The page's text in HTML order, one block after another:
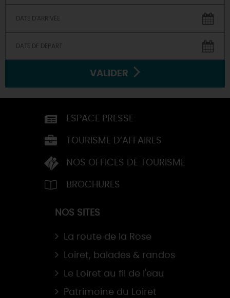
VALIDER
ESPACE PRESSE
TOURISME D’AFFAIRES
NOS OFFICES DE TOURISME
BROCHURES
NOS SITES
La route de la Rose
Loiret, balades & randos
Le Loiret au fil de l'eau
Patrimoine du Loiret